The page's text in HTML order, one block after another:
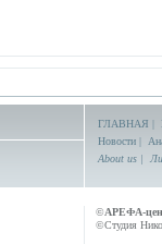
ГЛАВНАЯ |
Новости |
About us |
©АРЕФА-
©Студия